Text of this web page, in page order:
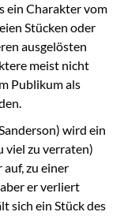
ein Charakter vom
Stücken oder
ausgelösten
meist nicht
Publikum als
wird ein
viel zu verraten)
zu einer
er verliert
sich ein Stück des